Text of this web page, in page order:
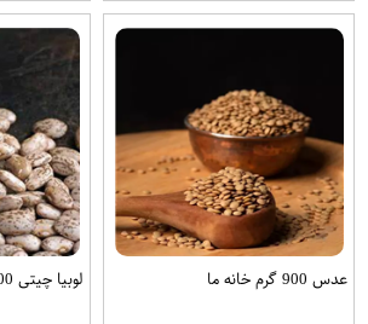
عدس 900 گرم خانه ما لوبیا چیتی 900 گرم دل بستو